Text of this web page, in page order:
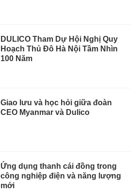
DULICO Tham Dự Hội Nghị Quy
Hoạch Thủ Đô Hà Nội Tầm Nhìn
100 Năm
Giao lưu và học hỏi giữa đoàn
CEO Myanmar và Dulico
Ứng dụng thanh cái đồng trong
công nghiệp điện và năng lượng
mới